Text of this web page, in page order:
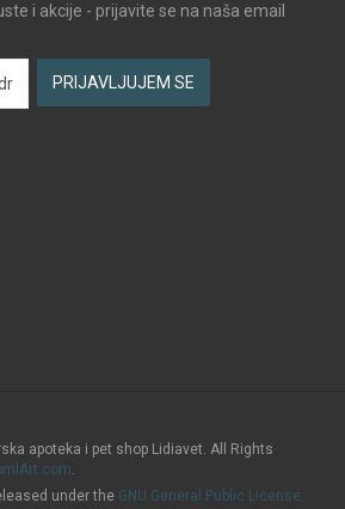
i akcije - prijavite se na naša email
apoteka i pet shop Lidiavet. All Rights
.
under the GNU General Public License.